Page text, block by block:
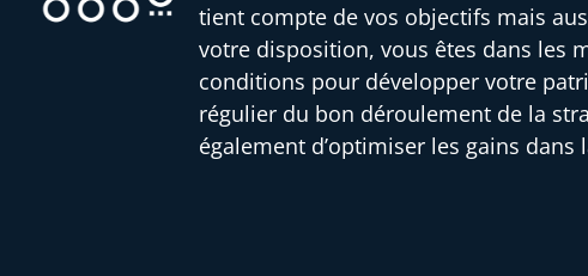
tient compte de vos objectifs mais
votre disposition, vous êtes dans les
conditions pour développer votre
régulier du bon déroulement de la
également d’optimiser les gains dans